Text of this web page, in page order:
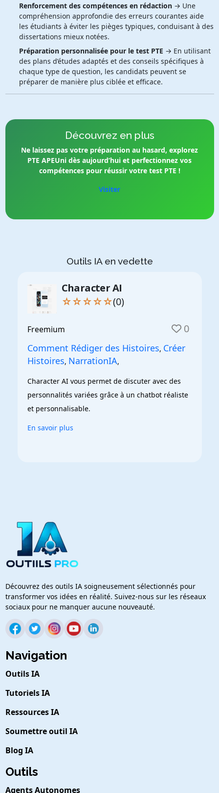
Renforcement des compétences en rédaction→ Une
compréhension approfondie des erreurs courantes aide
les étudiants à éviter les pièges typiques, conduisant à des
dissertations mieux notées.
Préparation personnalisée pour le test PTE → En utilisant
des plans d’études adaptés et des conseils spécifiques à
chaque type de question, les candidats peuvent se
préparer de manière plus ciblée et efficace.
Découvrez en plus
Ne laissez pas votre préparation au hasard, explorez
PTE APEUni dès aujourd’hui et perfectionnez vos
compétences pour réussir votre test PTE !
Visiter
Outils IA en vedette
Character AI
☆☆☆☆☆(0)
Freemium 0
Comment Rédiger des Histoires, Créer
Histoires, NarrationIA,
Character AI vous permet de discuter avec des
personnalités variées grâce à un chatbot réaliste
et personnalisable.
En savoir plus
Découvrez des outils IA soigneusement sélectionnés pour
transformer vos idées en réalité. Suivez-nous sur les réseaux
sociaux pour ne manquer aucune nouveauté.
Navigation
Outils IA
Tutoriels IA
Ressources IA
Soumettre outil IA
Blog IA
Outils
Agents Autonomes